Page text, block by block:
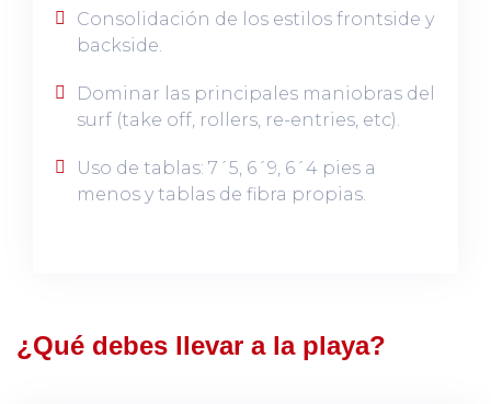
Consolidación de los estilos frontside y
backside.
Dominar las principales maniobras del
surf (take off, rollers, re-entries, etc).
Uso de tablas: 7´5, 6´9, 6´4 pies a
menos y tablas de fibra propias.
¿Qué debes llevar a la playa?